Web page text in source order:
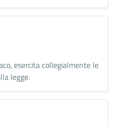
esercita collegialmente le
legge.